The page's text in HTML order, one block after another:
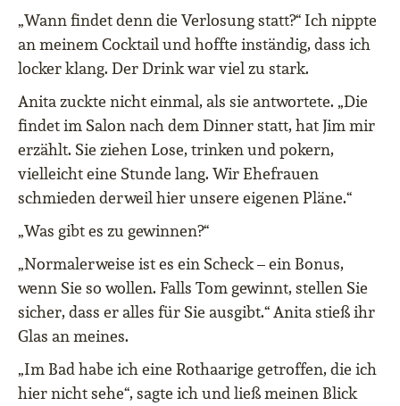
„Wann findet denn die Verlosung statt?“ Ich nippte
an meinem Cocktail und hoffte inständig, dass ich
locker klang. Der Drink war viel zu stark.
Anita zuckte nicht einmal, als sie antwortete. „Die
findet im Salon nach dem Dinner statt, hat Jim mir
erzählt. Sie ziehen Lose, trinken und pokern,
vielleicht eine Stunde lang. Wir Ehefrauen
schmieden derweil hier unsere eigenen Pläne.“
„Was gibt es zu gewinnen?“
„Normalerweise ist es ein Scheck – ein Bonus,
wenn Sie so wollen. Falls Tom gewinnt, stellen Sie
sicher, dass er alles für Sie ausgibt.“ Anita stieß ihr
Glas an meines.
„Im Bad habe ich eine Rothaarige getroffen, die ich
hier nicht sehe“, sagte ich und ließ meinen Blick